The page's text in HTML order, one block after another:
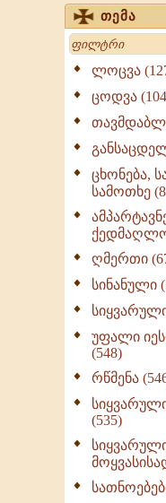
თემა
Search
ლოცვა
ცოდვა
ცხონება,
სამოთხე
ღმერთი
სინანული
უფალი
(548)
რწმენა
(535)